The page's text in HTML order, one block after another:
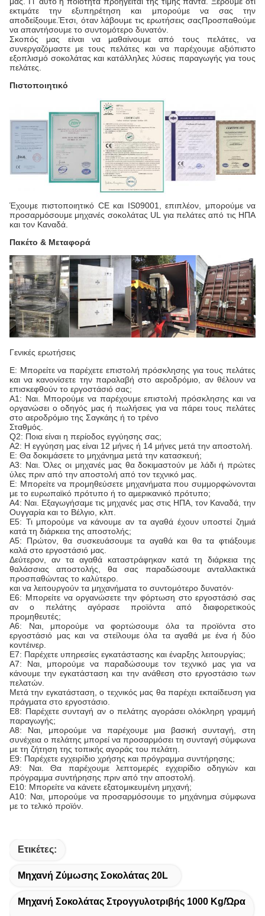
εκτιμάτε την εξυπηρέτηση και μπορούμε να σας την
αποδείξουμε.Έτσι, όταν λάβουμε τις ερωτήσεις σαςΠροσπαθούμε
να απαντήσουμε το συντομότερο δυνατόν.
Σκοπός μας είναι να μαθαίνουμε από τους πελάτες, να
συνεργαζόμαστε με τους πελάτες και να παρέχουμε αξιόπιστο
εξοπλισμό σοκολάτας και κατάλληλες λύσεις παραγωγής για τους
πελάτες.
Πιστοποιητικό
Έχουμε πιστοποιητικό CE και IS09001, επιπλέον, μπορούμε να
προσαρμόσουμε μηχανές σοκολάτας UL για πελάτες από τις ΗΠΑ
και τον Καναδά.
Πακέτο & Μεταφορά
Γενικές ερωτήσεις
Ε: Μπορείτε να παρέχετε επιστολή πρόσκλησης για τους πελάτες
και να κανονίσετε την παραλαβή στο αεροδρόμιο, αν θέλουν να
επισκεφθούν το εργοστάσιό σας;
Α1: Ναι. Μπορούμε να παρέχουμε επιστολή πρόσκλησης και να
οργανώσει ο οδηγός μας ή πωλήσεις για να πάρει τους πελάτες
στο αεροδρόμιο της Σαγκάης ή το τρένο
Σταθμός.
Q2: Ποια είναι η περίοδος εγγύησης σας;
Α2: Η εγγύηση μας είναι 12 μήνες ή 14 μήνες μετά την αποστολή.
Ε: Θα δοκιμάσετε το μηχάνημα μετά την κατασκευή;
Α3: Ναι. Όλες οι μηχανές μας θα δοκιμαστούν με λάδι ή πρώτες
ύλες πριν από την αποστολή από τον τεχνικό μας.
Ε: Μπορείτε να προμηθεύσετε μηχανήματα που συμμορφώνονται
με το ευρωπαϊκό πρότυπο ή το αμερικανικό πρότυπο;
Α4: Ναι. Εξαγωγήσαμε τις μηχανές μας στις ΗΠΑ, τον Καναδά, την
Ουγγαρία και το Βέλγιο, κλπ.
Ε5: Τι μπορούμε να κάνουμε αν τα αγαθά έχουν υποστεί ζημιά
κατά τη διάρκεια της αποστολής;
Α5: Πρώτον, θα συσκευάσουμε τα αγαθά και θα τα φτιάξουμε
καλά στο εργοστάσιό μας.
Δεύτερον, αν τα αγαθά καταστράφηκαν κατά τη διάρκεια της
θαλάσσιας αποστολής, θα σας παραδώσουμε ανταλλακτικά
προσπαθώντας το καλύτερο.
και να λειτουργούν τα μηχανήματα το συντομότερο δυνατόν·
Ε6: Μπορείτε να οργανώσετε την φόρτωση στο εργοστάσιό σας
αν ο πελάτης αγόρασε προϊόντα από διαφορετικούς
προμηθευτές;
Α6: Ναι, μπορούμε να φορτώσουμε όλα τα προϊόντα στο
εργοστάσιό μας και να στείλουμε όλα τα αγαθά με ένα ή δύο
κοντέινερ.
Ε7: Παρέχετε υπηρεσίες εγκατάστασης και έναρξης λειτουργίας;
Α7: Ναι, μπορούμε να παραδώσουμε τον τεχνικό μας για να
κάνουμε την εγκατάσταση και την ανάθεση στο εργοστάσιο των
πελατών.
Μετά την εγκατάσταση, ο τεχνικός μας θα παρέχει εκπαίδευση για
πράγματα στο εργοστάσιο.
Ε8: Παρέχετε συνταγή αν ο πελάτης αγοράσει ολόκληρη γραμμή
παραγωγής;
Α8: Ναι, μπορούμε να παρέχουμε μια βασική συνταγή, στη
συνέχεια ο πελάτης μπορεί να προσαρμόσει τη συνταγή σύμφωνα
με τη ζήτηση της τοπικής αγοράς του πελάτη.
Ε9: Παρέχετε εγχειρίδιο χρήσης και πρόγραμμα συντήρησης;
Α9: Ναι. Θα παρέχουμε λεπτομερές εγχειρίδιο οδηγιών και
πρόγραμμα συντήρησης πριν από την αποστολή.
Ε10: Μπορείτε να κάνετε εξατομικευμένη μηχανή;
Α10: Ναι, μπορούμε να προσαρμόσουμε το μηχάνημα σύμφωνα
με το τελικό προϊόν.
Ετικέτες:
Μηχανή Ζύμωσης Σοκολάτας 20L
Μηχανή Σοκολάτας Στρογγυλοτριβής 1000 Kg/ώρα